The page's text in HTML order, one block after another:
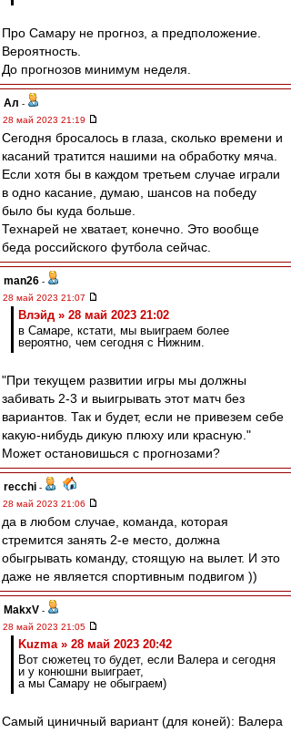
Про Самару не прогноз, а предположение.
Вероятность.
До прогнозов минимум неделя.
Ал -
28 май 2023 21:19
Сегодня бросалось в глаза, сколько времени и
касаний тратится нашими на обработку мяча.
Если хотя бы в каждом третьем случае играли
в одно касание, думаю, шансов на победу
было бы куда больше.
Технарей не хватает, конечно. Это вообще
беда российского футбола сейчас.
man26 -
28 май 2023 21:07
Влэйд » 28 май 2023 21:02
в Самаре, кстати, мы выиграем более
вероятно, чем сегодня с Нижним.
"При текущем развитии игры мы должны
забивать 2-3 и выигрывать этот матч без
вариантов. Так и будет, если не привезем себе
какую-нибудь дикую плюху или красную."
Может остановишься с прогнозами?
recchi -
28 май 2023 21:06
да в любом случае, команда, которая
стремится занять 2-е место, должна
обыгрывать команду, стоящую на вылет. И это
даже не является спортивным подвигом ))
MakxV -
28 май 2023 21:05
Kuzma » 28 май 2023 20:42
Вот сюжетец то будет, если Валера и сегодня
и у конюшни выиграет,
а мы Самару не обыграем)
Самый циничный вариант (для коней): Валера